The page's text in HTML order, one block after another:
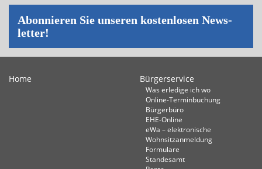
Abon­nie­ren Sie un­se­ren kos­ten­lo­sen News­
let­ter!
Home Bürgerservice
Was erledige ich wo
Online-Terminbuchung
Bürgerbüro
EHE-Online
eWa – elektronische
Wohnsitzanmeldung
Formulare
Standesamt